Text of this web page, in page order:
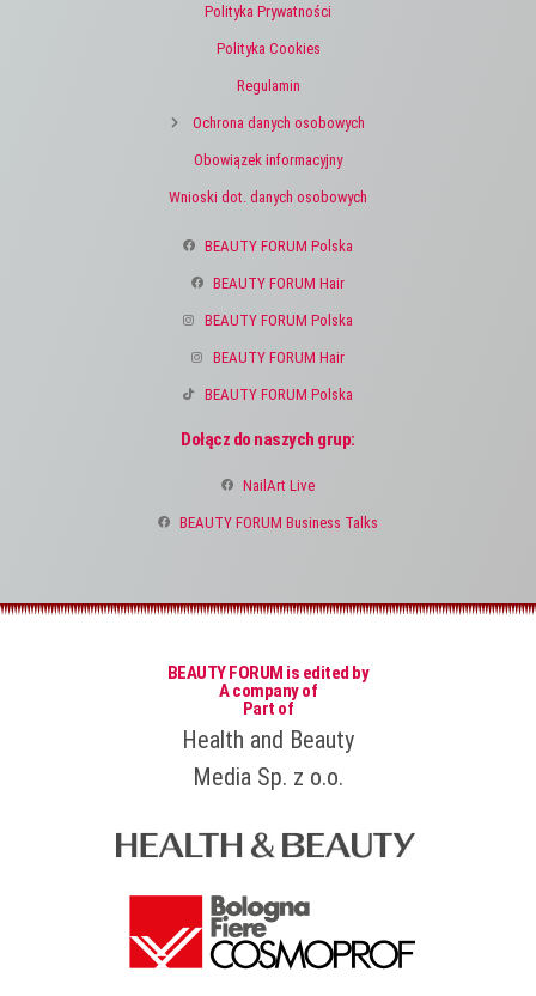
Polityka Prywatności
Polityka Cookies
Regulamin
Ochrona danych osobowych
Obowiązek informacyjny
Wnioski dot. danych osobowych
BEAUTY FORUM Polska
BEAUTY FORUM Hair
BEAUTY FORUM Polska
BEAUTY FORUM Hair
BEAUTY FORUM Polska
Dołącz do naszych grup:
NailArt Live
BEAUTY FORUM Business Talks
BEAUTY FORUM is edited by
A company of
Part of
Health and Beauty
Media Sp. z o.o.